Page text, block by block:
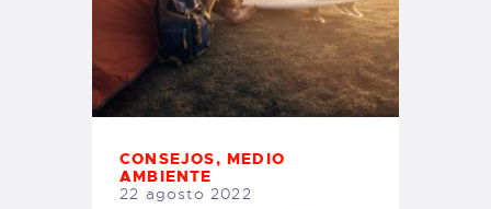
CONSEJOS, MEDIO
AMBIENTE
22 agosto 2022